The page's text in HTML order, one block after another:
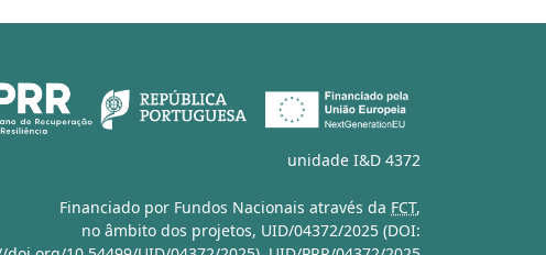
unidade I&D 4372
Financiado por Fundos Nacionais através da FCT,
no âmbito dos projetos, UID/04372/2025 (DOI: